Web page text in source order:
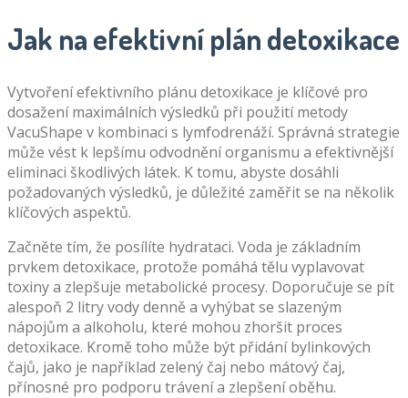
Jak na efektivní plán detoxikace
Vytvoření efektivního plánu detoxikace je klíčové pro
dosažení maximálních výsledků při použití metody
VacuShape v kombinaci s lymfodrenáží. Správná strategie
může vést k lepšímu odvodnění organismu a efektivnější
eliminaci škodlivých látek. K tomu, abyste dosáhli
požadovaných výsledků, je důležité zaměřit se na několik
klíčových aspektů.
Začněte tím, že posílíte hydrataci. Voda je základním
prvkem detoxikace, protože pomáhá tělu vyplavovat
toxiny a zlepšuje metabolické procesy. Doporučuje se pít
alespoň 2 litry vody denně a vyhýbat se slazeným
nápojům a alkoholu, které mohou zhoršit proces
detoxikace. Kromě toho může být přidání bylinkových
čajů, jako je například zelený čaj nebo mátový čaj,
přínosné pro podporu trávení a zlepšení oběhu.